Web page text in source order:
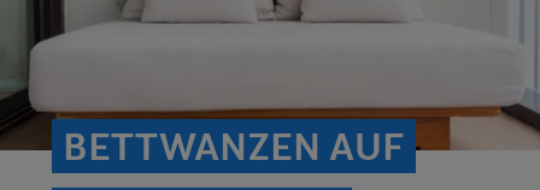
BETTWANZEN AUF